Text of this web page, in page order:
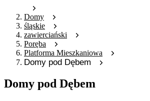
Domy
śląskie
zawierciański
Poręba
Platforma Mieszkaniowa
Domy pod Dębem
Domy pod Dębem